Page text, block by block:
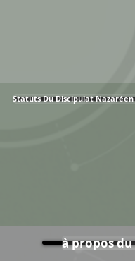
Statuts Du Discipulat
à propos